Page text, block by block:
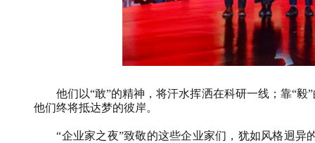
他们以“敢”的精神，将汗水挥洒在科研一线；靠“
他们终将抵达梦的彼岸。
“企业家之夜”致敬的这些企业家们，犹如风格迥